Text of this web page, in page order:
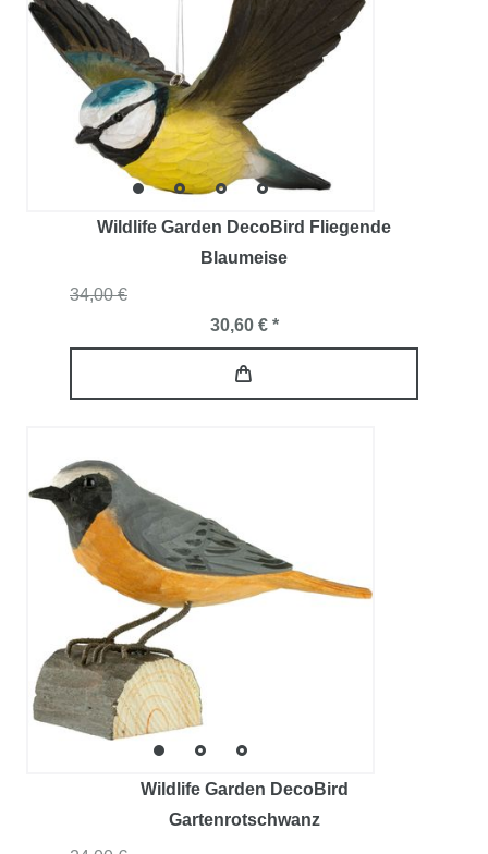
Wildlife Garden DecoBird Fliegende
Blaumeise
34,00 €
30,60 € *
Wildlife Garden DecoBird
Gartenrotschwanz